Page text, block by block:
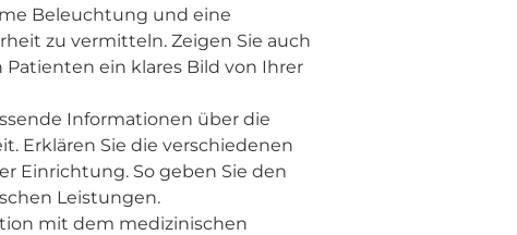
Beleuchtung und eine
zu vermitteln. Zeigen Sie auch
ein klares Bild von Ihrer
Informationen über die
Erklären Sie die verschiedenen
Einrichtung. So geben Sie den
Leistungen.
mit dem medizinischen